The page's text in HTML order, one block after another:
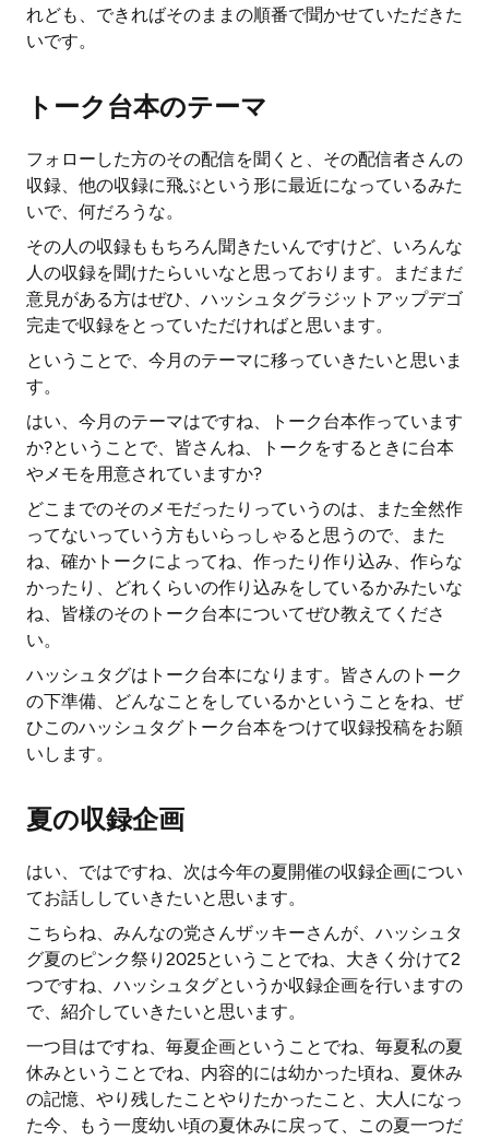
れども、できればそのままの順番で聞かせていただきた
いです。
トーク台本のテーマ
フォローした方のその配信を聞くと、その配信者さんの
収録、他の収録に飛ぶという形に最近になっているみた
いで、何だろうな。
その人の収録ももちろん聞きたいんですけど、いろんな
人の収録を聞けたらいいなと思っております。まだまだ
意見がある方はぜひ、ハッシュタグラジットアップデゴ
完走で収録をとっていただければと思います。
ということで、今月のテーマに移っていきたいと思いま
す。
はい、今月のテーマはですね、トーク台本作っています
か?ということで、皆さんね、トークをするときに台本
やメモを用意されていますか?
どこまでのそのメモだったりっていうのは、また全然作
ってないっていう方もいらっしゃると思うので、また
ね、確かトークによってね、作ったり作り込み、作らな
かったり、どれくらいの作り込みをしているかみたいな
ね、皆様のそのトーク台本についてぜひ教えてくださ
い。
ハッシュタグはトーク台本になります。皆さんのトーク
の下準備、どんなことをしているかということをね、ぜ
ひこのハッシュタグトーク台本をつけて収録投稿をお願
いします。
夏の収録企画
はい、ではですね、次は今年の夏開催の収録企画につい
てお話ししていきたいと思います。
こちらね、みんなの党さんザッキーさんが、ハッシュタ
グ夏のピンク祭り2025ということでね、大きく分けて2
つですね、ハッシュタグというか収録企画を行いますの
で、紹介していきたいと思います。
一つ目はですね、毎夏企画ということでね、毎夏私の夏
休みということでね、内容的には幼かった頃ね、夏休み
の記憶、やり残したことやりたかったこと、大人になっ
た今、もう一度幼い頃の夏休みに戻って、この夏一つだ